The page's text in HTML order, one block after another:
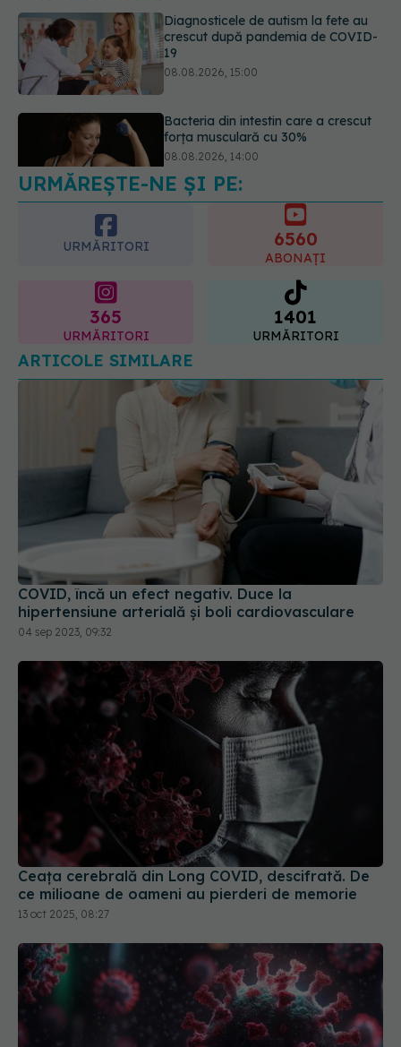
Bacteria din intestin care a crescut
forța musculară cu 30%
08.08.2026, 14:00
Trucul genial cu ceai negru pentru
păr. Tot mai multe femei îl adoră
08.08.2026, 17:00
URMĂREȘTE-NE ȘI PE:
URMĂRITORI
365 1401
ARTICOLE SIMILARE
COVID, încă un efect negativ. Duce la
hipertensiune arterială și boli cardiovasculare
04 sep 2023, 09:32
Ceața cerebrală din Long COVID, descifrată. De
ce milioane de oameni au pierderi de memorie
13 oct 2025, 08:27